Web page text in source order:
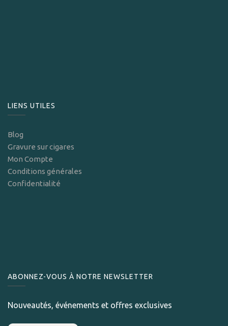
LIENS UTILES
Blog
Gravure sur cigares
Mon Compte
Conditions générales
Confidentialité
ABONNEZ-VOUS À NOTRE NEWSLETTER
Nouveautés, événements et offres exclusives